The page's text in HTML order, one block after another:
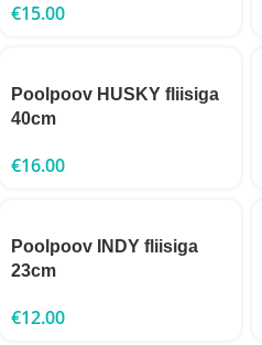
€15.00
Poolpoov HUSKY fliisiga
40cm
€16.00
Poolpoov INDY fliisiga
23cm
€12.00